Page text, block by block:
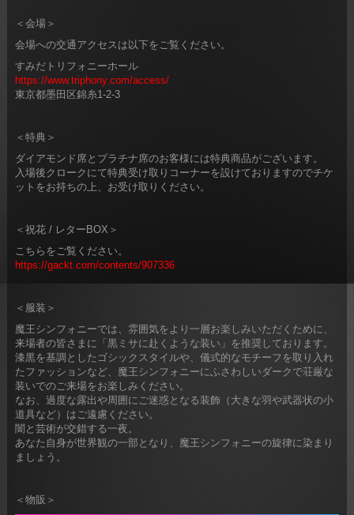
＜会場＞
会場への交通アクセスは以下をご覧ください。
すみだトリフォニーホール
https://www.triphony.com/access/
東京都墨田区錦糸1-2-3
＜特典＞
ダイアモンド席とプラチナ席のお客様には特典商品がございます。
入場後クロークにて特典受け取りコーナーを設けておりますのでチケ
ットをお持ちの上、お受け取りください。
＜祝花 / レターBOX＞
こちらをご覧ください。
https://gackt.com/contents/907336
＜服装＞
魔王シンフォニーでは、雰囲気をより一層お楽しみいただくために、
来場者の皆さまに「黒ミサに赴くような装い」を推奨しております。
漆黒を基調としたゴシックスタイルや、儀式的なモチーフを取り入れ
たファッションなど、魔王シンフォニーにふさわしいダークで荘厳な
装いでのご来場をお楽しみください。
なお、過度な露出や周囲にご迷惑となる装飾（大きな羽や武器状の小
道具など）はご遠慮ください。
闇と芸術が交錯する一夜。
あなた自身が世界観の一部となり、魔王シンフォニーの旋律に染まり
ましょう。
＜物販＞